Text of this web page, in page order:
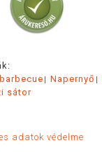
Napernyő
sátor
adatok védelme